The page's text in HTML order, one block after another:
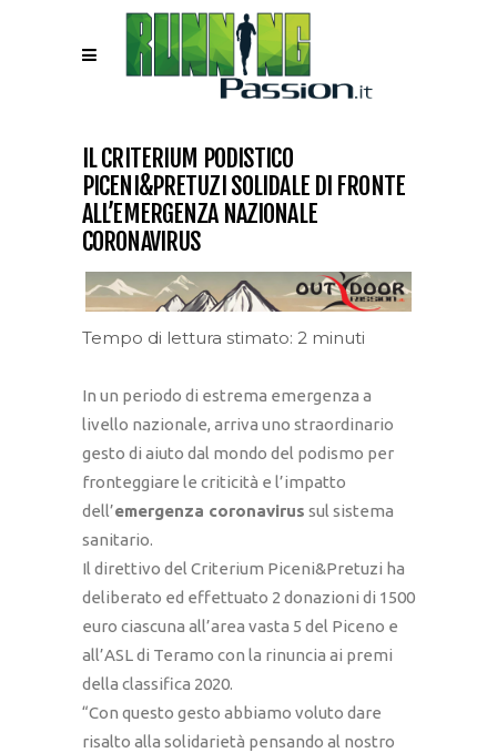
IL CRITERIUM PODISTICO
PICENI&PRETUZI SOLIDALE DI FRONTE
ALL’EMERGENZA NAZIONALE
CORONAVIRUS
Tempo di lettura stimato: 2 minuti
In un periodo di estrema emergenza a
livello nazionale, arriva uno straordinario
gesto di aiuto dal mondo del podismo per
fronteggiare le criticità e l’impatto
dell’emergenza coronavirus sul sistema
sanitario.
Il direttivo del Criterium Piceni&Pretuzi ha
deliberato ed effettuato 2 donazioni di 1500
euro ciascuna all’area vasta 5 del Piceno e
all’ASL di Teramo con la rinuncia ai premi
della classifica 2020.
“Con questo gesto abbiamo voluto dare
risalto alla solidarietà pensando al nostro